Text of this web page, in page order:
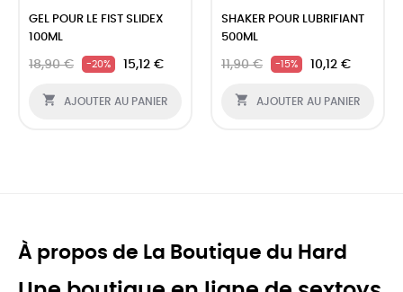
GEL POUR LE FIST SLIDEX
100ML
18,90 € -20% 15,12 €
 AJOUTER AU PANIER
SHAKER POUR LUBRIFIANT
500ML
11,90 € -15% 10,12 €
 AJOUTER AU PANIER
À propos de La Boutique du Hard